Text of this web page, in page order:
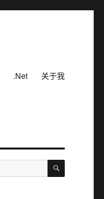
.Net 关于我
搜